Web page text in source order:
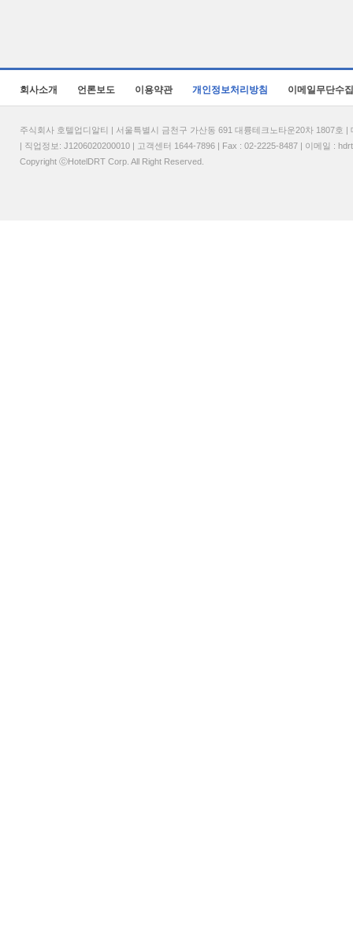
회사소개 언론보도 이용약관 개인정보처리방침 이메일무단수
주식회사 호텔업디알티 | 서울특별시 금천구 가산동 691 대륭테크노타운20차 1807
| 직업정보: J1206020200010 | 고객센터 1644-7896 | Fax : 02-2225-8487 | 이메일 :
Copyright ⓒHotelDRT Corp. All Right Reserved.